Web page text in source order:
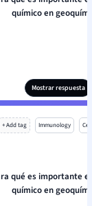
químico en
Mostrar respuesta
+ Add tag Immunology
qué es importante
químico en